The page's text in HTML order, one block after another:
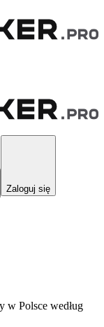
Zaloguj się
w Polsce według